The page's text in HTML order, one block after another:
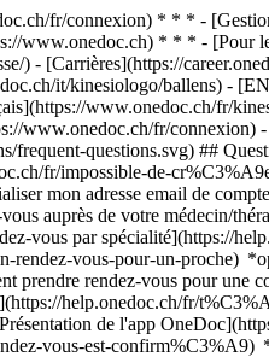
fr/connexion) * * * -
www.onedoc.ch) * * * - [Pour
) - [Carrières](https://
it/kinesiologo/ballens) -
www.onedoc.ch/fr/
www.onedoc.ch/fr/connexion)
questions.svg) ##
fr/impossible-de-
mon adresse email de
auprès de votre médecin/
vous par spécialité](https://
rendez-vous-pour-un-proche)
prendre rendez-vous pour une
help.onedoc.ch/fr/
de l'app
signe plus annonçant que le professionnel accepte de nouveaux patients](https://www.onedoc.ch/assets/images/icons/new-patients.svg)Accepte les nouveaux patients [Réserver un RDV](https://www.onedoc.ch/fr/therapeute-en-drainage-lymphatique/morges/pc1o6/leila-planas) *chevron\_left* mar. 04 août *chevron\_right* Voir plus de rendez-vous *error\_outline* Une erreur s'est produite lors du chargement des disponibilités [Réessayer](https://www.onedoc.ch) [![Mme Séverine Blanchod, kinésiologue à Morges](https://assets.onedoc.ch/images/users/a669183ed0562ebfb9c710a427f133cdbeed6c8db0f8b427785e49a9fbe84ac1-small.jpg "Mme Séverine Blanchod, kinésiologue à Morges")](https://www.onedoc.ch/fr/kinesiologue/morges/pcjl3/severine-blanchod) ### [Mme Séverine Blanchod](https://www.onedoc.ch/fr/kinesiologue/morges/pcjl3/severine-blanchod) ![Badge indiquant un profil vérifié](https://www.onedoc.ch/assets/images/icons/checkmark.svg) [Kinésiologue](https://www.onedoc.ch/fr/kinesiologue/morges) Impulsion Bien-Être, Centre de thérapies Promenade de l'Eglantine 10 1110 Morges ![Mme Séverine Blanchod est affiliée au réseau ASCA](https://assets.onedoc.ch/images/networks/logos/496d325fd4282f2f0a46197dd629fd16fcd2d324839e441a2a65aaa74df08a15-small.png)![Mme Séverine Blanchod est affiliée au réseau RME](https://assets.onedoc.ch/images/networks/logos/a202aabd14cdddb5ff03205af2481fb805645ff903773c55a6c572d22f23762e-small.png) ![Icône patient avec un signe plus annonçant que le professionnel accepte de nouveaux patients](https://www.onedoc.ch/assets/images/icons/new-patients.svg)Accepte les nouveaux patients [Réserver un RDV](https://www.onedoc.ch/fr/kinesiologue/morges/pcjl3/severine-blanchod) [![Mme Gaëlle Silva Fernandez, kinésiologue à